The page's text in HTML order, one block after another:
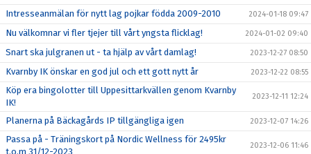
Intresseanmälan för nytt lag pojkar födda 2009-2010 2024-01-18 09:47
Nu välkomnar vi fler tjejer till vårt yngsta flicklag! 2024-01-02 09:40
Snart ska julgranen ut - ta hjälp av vårt damlag! 2023-12-27 08:50
Kvarnby IK önskar en god jul och ett gott nytt år 2023-12-22 08:55
Köp era bingolotter till Uppesittarkvällen genom Kvarnby
IK!
2023-12-11 12:24
Planerna på Bäckagårds IP tillgängliga igen 2023-12-07 14:26
Passa på - Träningskort på Nordic Wellness för 2495kr
t.o.m 31/12-2023
2023-12-06 11:46